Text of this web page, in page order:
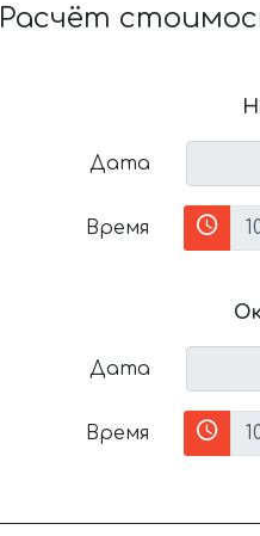
Расчёт
Дата
Время
Дата
Время